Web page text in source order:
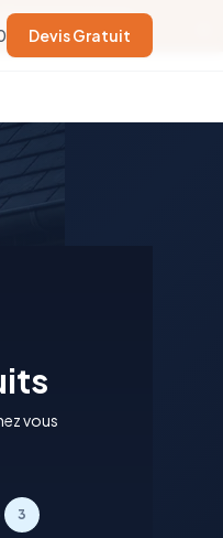
Devis Gratuit
vous
3